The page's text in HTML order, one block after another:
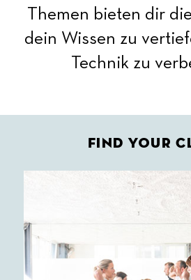
Themen bieten dir
dein Wissen zu
Technik zu
Find your